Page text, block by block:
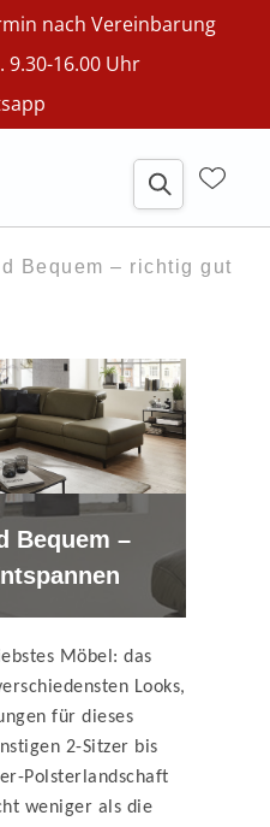
nach Vereinbarung
9.30-16.00 Uhr
Bequem – richtig gut
Bequem –
Möbel: das
Looks,
für dieses
2-Sitzer bis
Polsterlandschaft
weniger als die